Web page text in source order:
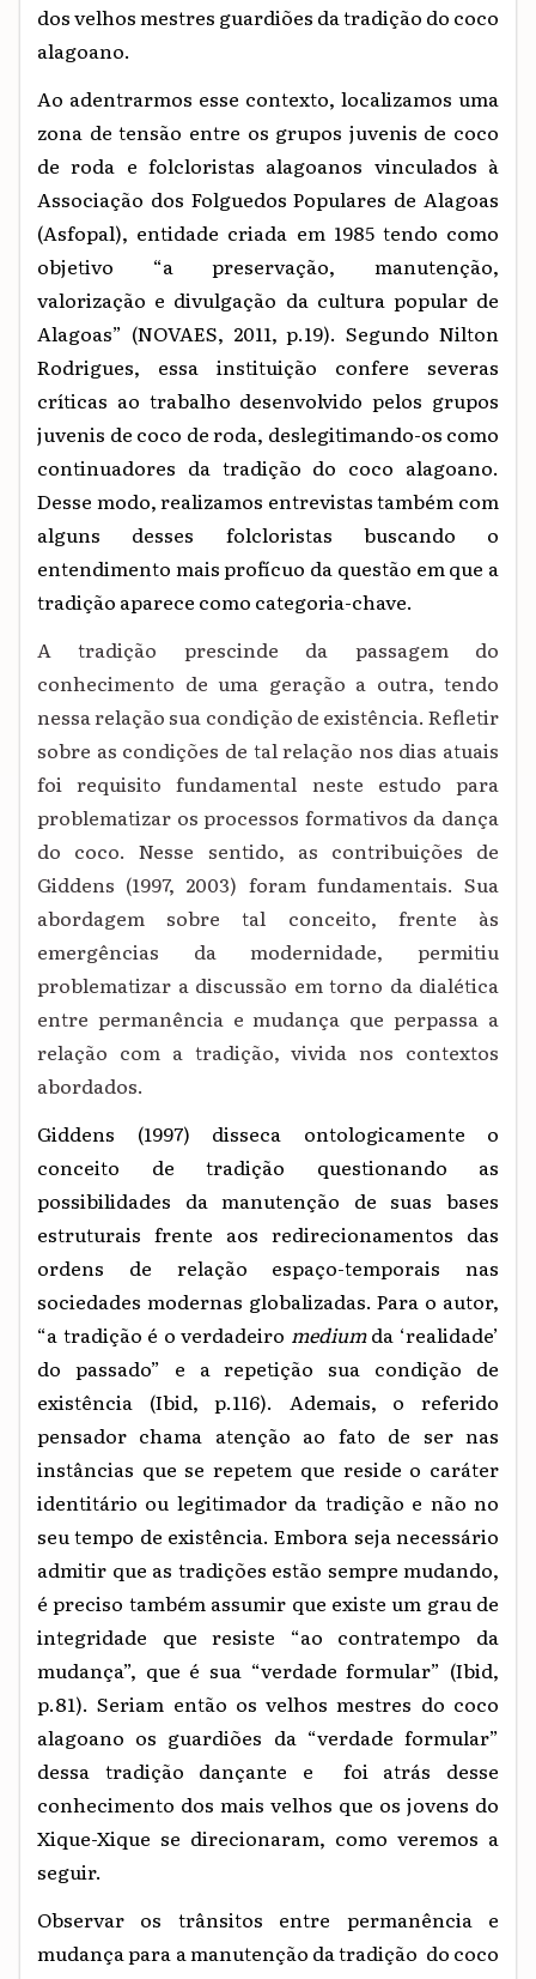
dos velhos mestres guardiões da tradição do coco
alagoano.
Ao adentrarmos esse contexto, localizamos uma
zona de tensão entre os grupos juvenis de coco
de roda e folcloristas alagoanos vinculados à
Associação dos Folguedos Populares de Alagoas
(Asfopal), entidade criada em 1985 tendo como
objetivo “a preservação, manutenção,
valorização e divulgação da cultura popular de
Alagoas” (NOVAES, 2011, p.19). Segundo Nilton
Rodrigues, essa instituição confere severas
críticas ao trabalho desenvolvido pelos grupos
juvenis de coco de roda, deslegitimando-os como
continuadores da tradição do coco alagoano.
Desse modo, realizamos entrevistas também com
alguns desses folcloristas buscando o
entendimento mais profícuo da questão em que a
tradição aparece como categoria-chave.
A tradição prescinde da passagem do
conhecimento de uma geração a outra, tendo
nessa relação sua condição de existência. Refletir
sobre as condições de tal relação nos dias atuais
foi requisito fundamental neste estudo para
problematizar os processos formativos da dança
do coco. Nesse sentido, as contribuições de
Giddens (1997, 2003) foram fundamentais. Sua
abordagem sobre tal conceito, frente às
emergências da modernidade, permitiu
problematizar a discussão em torno da dialética
entre permanência e mudança que perpassa a
relação com a tradição, vivida nos contextos
abordados.
Giddens (1997) disseca ontologicamente o
conceito de tradição questionando as
possibilidades da manutenção de suas bases
estruturais frente aos redirecionamentos das
ordens de relação espaço-temporais nas
sociedades modernas globalizadas. Para o autor,
“a tradição é o verdadeiro mediumda ‘realidade’
do passado” e a repetição sua condição de
existência (Ibid, p.116). Ademais, o referido
pensador chama atenção ao fato de ser nas
instâncias que se repetem que reside o caráter
identitário ou legitimador da tradição e não no
seu tempo de existência. Embora seja necessário
admitir que as tradições estão sempre mudando,
é preciso também assumir que existe um grau de
integridade que resiste “ao contratempo da
mudança”, que é sua “verdade formular” (Ibid,
p.81). Seriam então os velhos mestres do coco
alagoano os guardiões da “verdade formular”
dessa tradição dançante e foi atrás desse
conhecimento dos mais velhos que os jovens do
Xique-Xique se direcionaram, como veremos a
seguir.
Observar os trânsitos entre permanência e
mudança para a manutenção da tradição do coco